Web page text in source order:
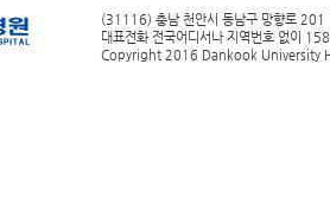
(31116) 충남 천안시 동남구 망향로 201
대표전화 전국어디서나 지역번호 없이
Copyright 2016 Dankook University